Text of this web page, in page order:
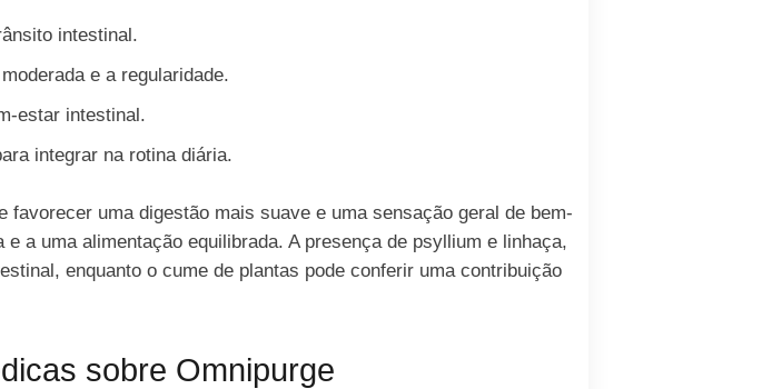
intestinal.
e a regularidade.
estar intestinal.
integrar na rotina diária.
uma digestão mais suave e uma sensação geral de bem-
a uma alimentação equilibrada. A presença de psyllium e linhaça,
enquanto o cume de plantas pode conferir uma contribuição
sobre Omnipurge